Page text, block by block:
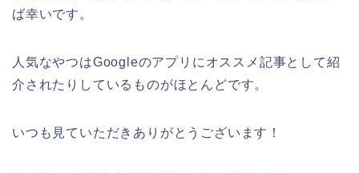
ば幸いです。
人気なやつはGoogleのアプリにオススメ記事として紹
介されたりしているものがほとんどです。
いつも見ていただきありがとうございます！